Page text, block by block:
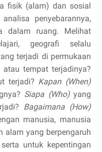
fisik (alam) dan sosial
penyebarannya,
dalam ruang. Melihat
geografi selalu
terjadi di permukaan
atau tempat terjadinya?
terjadi? Kapan (When)
Siapa (Who)yang
Bagaimana (How)
manusia, manusia
alam yang berpengaruh
untuk kepentingan